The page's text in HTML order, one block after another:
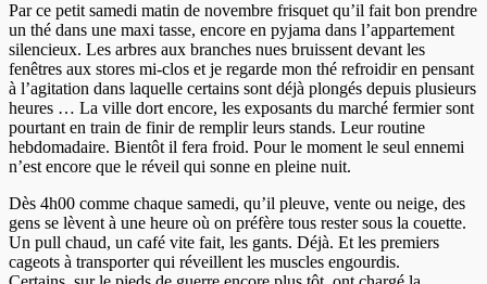
Par ce petit samedi matin de novembre frisquet qu’il fait bon prendre
un thé dans une maxi tasse, encore en pyjama dans l’appartement
silencieux. Les arbres aux branches nues bruissent devant les
fenêtres aux stores mi-clos et je regarde mon thé refroidir en pensant
à l’agitation dans laquelle certains sont déjà plongés depuis plusieurs
heures … La ville dort encore, les exposants du marché fermier sont
pourtant en train de finir de remplir leurs stands. Leur routine
hebdomadaire. Bientôt il fera froid. Pour le moment le seul ennemi
n’est encore que le réveil qui sonne en pleine nuit.
Dès 4h00 comme chaque samedi, qu’il pleuve, vente ou neige, des
gens se lèvent à une heure où on préfère tous rester sous la couette.
Un pull chaud, un café vite fait, les gants. Déjà. Et les premiers
cageots à transporter qui réveillent les muscles engourdis.